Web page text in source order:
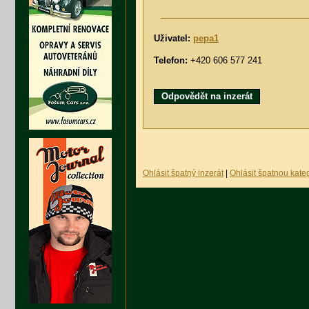
Uživatel: pepa1
Telefon: +420 606 577 241
Odpovědět na inzerát
Ohlásit špatný inzerát Ohlásit špatnou